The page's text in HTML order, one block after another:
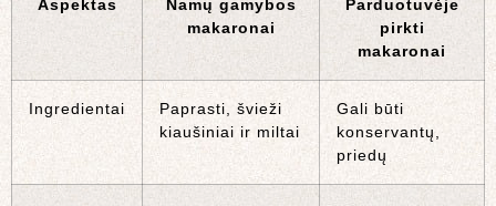
Aspektas
Namų gamybos
makaronai
Parduotuvėje
pirkti
makaronai
Ingredientai
Paprasti, švieži
kiaušiniai ir miltai
Gali būti
konservantų,
priedų